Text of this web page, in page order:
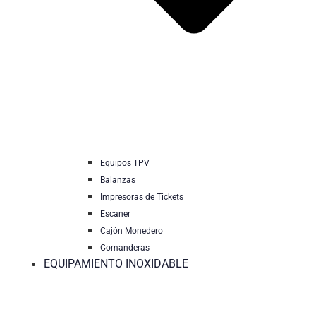
Equipos TPV
Balanzas
Impresoras de Tickets
Escaner
Cajón Monedero
Comanderas
EQUIPAMIENTO INOXIDABLE